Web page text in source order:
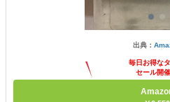
出典：
毎日お得な
セール開